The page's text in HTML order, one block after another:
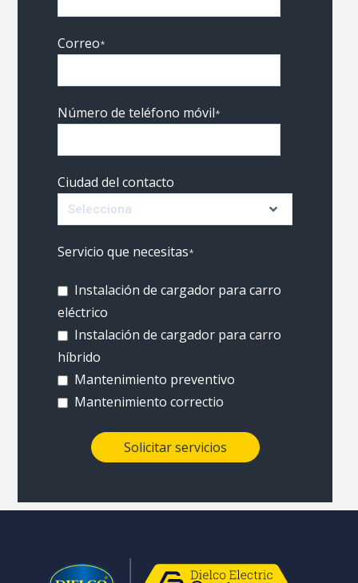
Correo*
Número de teléfono móvil*
Ciudad del contacto
Servicio que necesitas*
Instalación de cargador para carro
eléctrico
Instalación de cargador para carro
híbrido
Mantenimiento preventivo
Mantenimiento correctio